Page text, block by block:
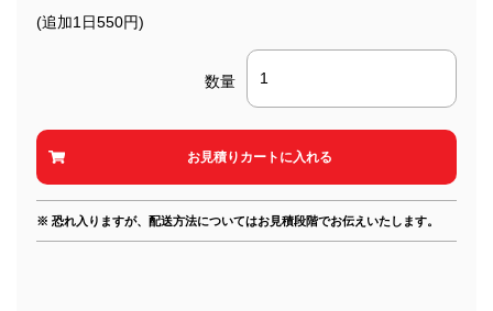
(追加1日550円)
数量
※ 恐れ入りますが、配送方法についてはお見積段階でお伝えいたします。